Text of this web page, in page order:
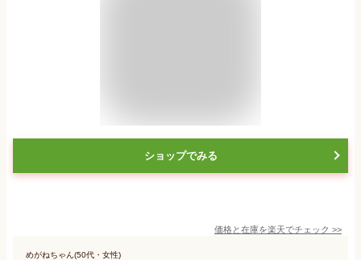
ショップでみる
価格と在庫を楽天でチェック >>
めがねちゃん(50代・女性)